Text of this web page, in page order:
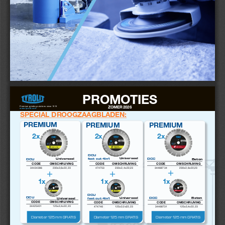
Promotie geldig tot eind augustus
PROMOTIES
ZOMER 2026
www.tyrolit.com
Premium grinding solutions since 1919
SPECIAL DROOGZAAGBLADEN:
Diameter 125 mm GRATIS
PREMIUM
CODE OMSCHRIJVING
34434386 230x2,6x22,23
DCU
CODE OMSCHRIJVING
34425401 125x2,4x22,23
DCU
Universeel
Universeel
2x
1x
+
PREMIUM
CODE OMSCHRIJVING
474753 230x2,4x22,23
DCU
fast cut 4in1
CODE OMSCHRIJVING
474746 125x2,0x22,23
DCU
fast cut 4in1
Universeel
Universeel
2x
1x
+
PREMIUM
CODE OMSCHRIJVING
34468734 230x2,6x22,23
DCC
CODE OMSCHRIJVING
34468731 125x2,4x22,23
DCC
Beton
2x
1x
+
Beton
Diameter 125 mm GRATIS
Diameter 125 mm GRATIS